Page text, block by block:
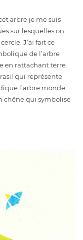
arbre je me suis
sur lesquelles on
J’ai fait ce
de l’arbre
en rattachant terre
qui représente
l’arbre monde.
chêne qui symbolise